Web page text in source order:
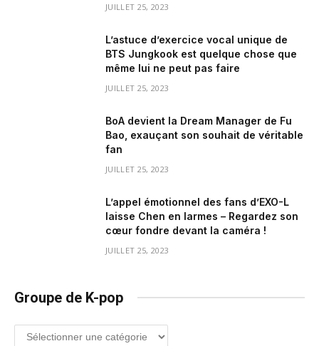
JUILLET 25, 2023
L’astuce d’exercice vocal unique de
BTS Jungkook est quelque chose que
même lui ne peut pas faire
JUILLET 25, 2023
BoA devient la Dream Manager de Fu
Bao, exauçant son souhait de véritable
fan
JUILLET 25, 2023
L’appel émotionnel des fans d’EXO-L
laisse Chen en larmes – Regardez son
cœur fondre devant la caméra !
JUILLET 25, 2023
Groupe de K-pop
Groupe